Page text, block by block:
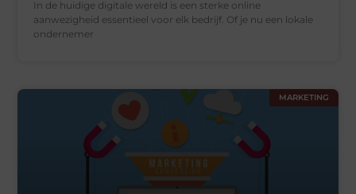
In de huidige digitale wereld is een sterke online
aanwezigheid essentieel voor elk bedrijf. Of je nu een lokale
ondernemer
MARKETING